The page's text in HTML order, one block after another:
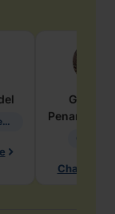
Information Technology
Penarete
Chat with